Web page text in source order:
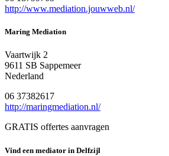
http://www.mediation.jouwweb.nl/
Maring Mediation
Vaartwijk 2
9611 SB Sappemeer
Nederland
06 37382617
http://maringmediation.nl/
GRATIS offertes aanvragen
Vind een mediator in Delfzijl